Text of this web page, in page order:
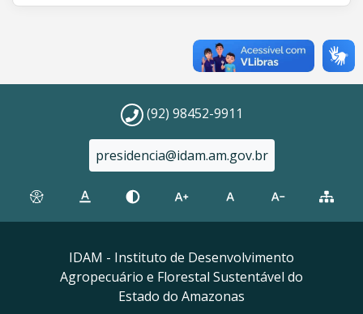
(92) 98452-9911
presidencia@idam.am.gov.br
IDAM - Instituto de Desenvolvimento
Agropecuário e Florestal Sustentável do
Estado do Amazonas